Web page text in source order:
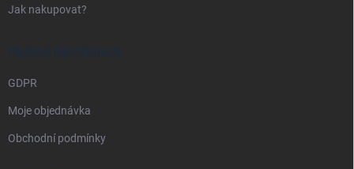
Jak nakupovat?
PRÁVNÍ INFORMACE
GDPR
Moje objednávka
Obchodní podmínky